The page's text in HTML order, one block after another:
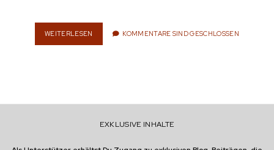
a
WEITERLESEN
O
S
KOMMENTARE SIND GESCHLOSSEN
EXKLUSIVE INHALTE